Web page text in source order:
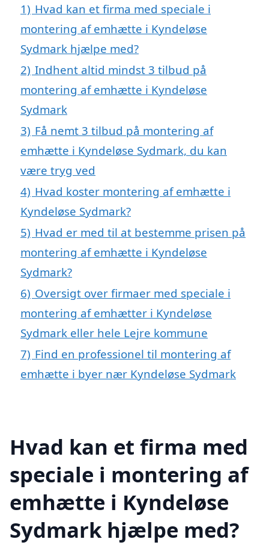
1) Hvad kan et firma med speciale i
montering af emhætte i Kyndeløse
Sydmark hjælpe med?
2) Indhent altid mindst 3 tilbud på
montering af emhætte i Kyndeløse
Sydmark
3) Få nemt 3 tilbud på montering af
emhætte i Kyndeløse Sydmark, du kan
være tryg ved
4) Hvad koster montering af emhætte i
Kyndeløse Sydmark?
5) Hvad er med til at bestemme prisen på
montering af emhætte i Kyndeløse
Sydmark?
6) Oversigt over firmaer med speciale i
montering af emhætter i Kyndeløse
Sydmark eller hele Lejre kommune
7) Find en professionel til montering af
emhætte i byer nær Kyndeløse Sydmark
Hvad kan et firma med
speciale i montering af
emhætte i Kyndeløse
Sydmark hjælpe med?